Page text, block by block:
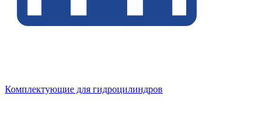
Комплектующие для гидроцилиндров